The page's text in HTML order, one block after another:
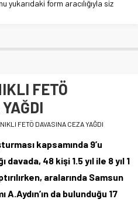
yukarıdaki form aracılığıyla siz
FETÖ
FETÖ DAVASINA CEZA YAĞDI
kapsamında 9’u
48 kişi 1.5 yıl ile 8 yıl 1
aralarında Samsun
da bulunduğu 17